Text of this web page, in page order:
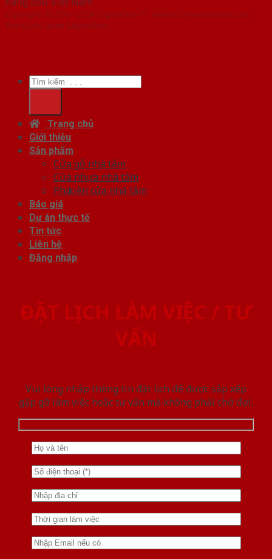
Copyright ⓒ 2016 – 2026 SaigonDoor™ - www.cuanhuanhatam.com |
Đơn vị chủ quản SaigonDoor
Tìm
kiếm:
Trang chủ
Giới thiệu
Sản phẩm
Cửa gỗ nhà tắm
Cửa nhựa nhà tắm
Phụ kiện cửa nhà tắm
Báo giá
Dự án thực tế
Tin tức
Liên hệ
Đăng nhập
ĐẶT LỊCH LÀM VIỆC / TƯ
VẤN
Vui lòng nhập thông tin đặt lịch để được sắp xếp
gặp gỡ làm việc hoăc tư vấn mà không phải chờ đợi.